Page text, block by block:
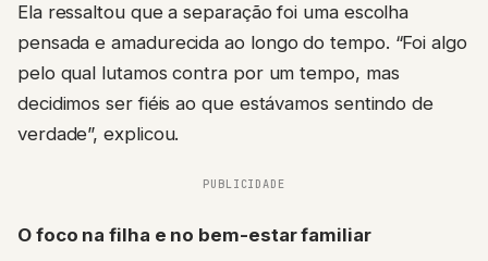
Ela ressaltou que a separação foi uma escolha
pensada e amadurecida ao longo do tempo. “Foi algo
pelo qual lutamos contra por um tempo, mas
decidimos ser fiéis ao que estávamos sentindo de
verdade”, explicou.
PUBLICIDADE
O foco na filha e no bem-estar familiar